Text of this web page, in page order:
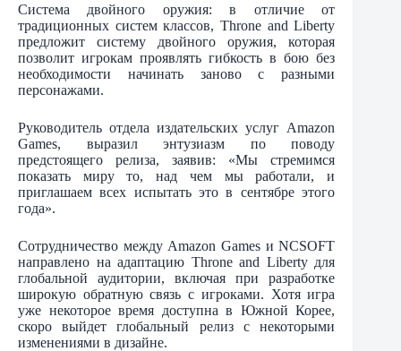
Система двойного оружия: в отличие от
традиционных систем классов, Throne and Liberty
предложит систему двойного оружия, которая
позволит игрокам проявлять гибкость в бою без
необходимости начинать заново с разными
персонажами.
Руководитель отдела издательских услуг Amazon
Games, выразил энтузиазм по поводу
предстоящего релиза, заявив: «Мы стремимся
показать миру то, над чем мы работали, и
приглашаем всех испытать это в сентябре этого
года».
Сотрудничество между Amazon Games и NCSOFT
направлено на адаптацию Throne and Liberty для
глобальной аудитории, включая при разработке
широкую обратную связь с игроками. Хотя игра
уже некоторое время доступна в Южной Корее,
скоро выйдет глобальный релиз с некоторыми
изменениями в дизайне.